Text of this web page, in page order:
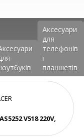
Аксеcуари
для
телефонів
і
планшетів
V518 220V,